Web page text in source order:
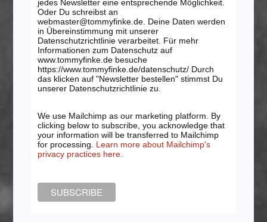
jedes Newsletter eine entsprechende Möglichkeit.
Oder Du schreibst an
webmaster@tommyfinke.de. Deine Daten werden
in Übereinstimmung mit unserer
Datenschutzrichtlinie verarbeitet. Für mehr
Informationen zum Datenschutz auf
www.tommyfinke.de besuche
https://www.tommyfinke.de/datenschutz/ Durch
das klicken auf "Newsletter bestellen" stimmst Du
unserer Datenschutzrichtlinie zu.
We use Mailchimp as our marketing platform. By
clicking below to subscribe, you acknowledge that
your information will be transferred to Mailchimp
for processing. Learn more about Mailchimp's
privacy practices here.